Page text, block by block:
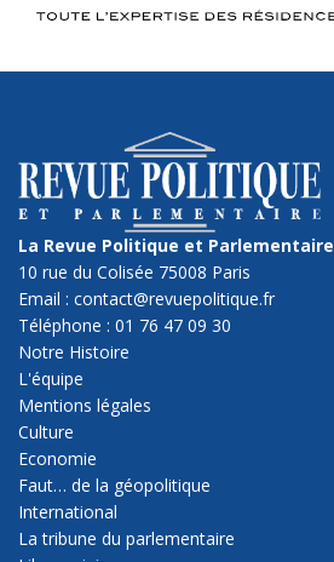
La Revue Politique et Parlementaire
10 rue du Colisée 75008 Paris
Email : contact@revuepolitique.fr
Téléphone : 01 76 47 09 30
Notre Histoire
L'équipe
Mentions légales
Culture
Economie
Faut… de la géopolitique
International
La tribune du parlementaire